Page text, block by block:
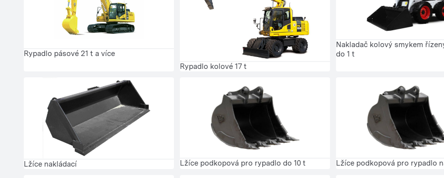
Rypadlo pásové 21 t a více
Rypadlo kolové 17 t
Nakladač kolový smykem
do 1 t
Lžíce nakládací Lžíce podkopová pro rypadlo do 10 t Lžíce podkopová pro rypadlo